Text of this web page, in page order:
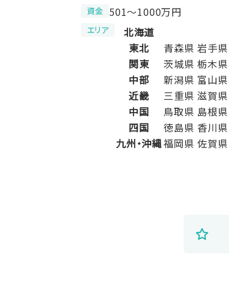
資金 501〜1000万円
エリア
北海道
東北
青森県 岩手県
関東
茨城県 栃木県
中部
新潟県 富山県
近畿
三重県 滋賀県
中国
鳥取県 島根県
四国
徳島県 香川県
九州・沖縄福岡県 佐賀県